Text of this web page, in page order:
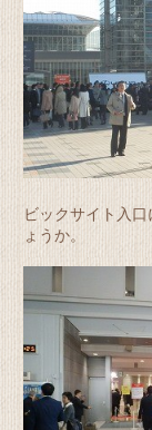
ビックサイト入
ょうか。